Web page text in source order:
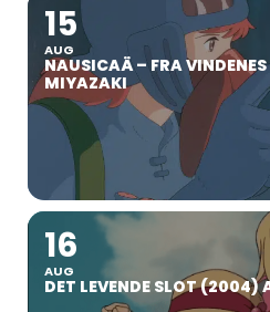
15
AUG
NAUSICAÄ – FRA
MIYAZAKI
16
AUG
DET LEVENDE SLOT (2004)